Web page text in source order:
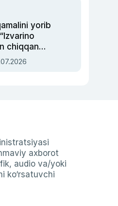
yorib
chiqqan
Ukraina
axborot
audio va/yoki
ko‘rsatuvchi